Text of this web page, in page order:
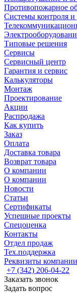
Противопожарное
Системы контроля и
Типовые решения
Сервисы
Сервисный центр
Гарантия и сервис
Калькуляторы
Монтаж
Проектирование
Акции
Распродажа
Как купить
Заказ
Оплата
Доставка товара
Возврат товара
О компании
О компании
Новости
Статьи
Сертификаты
Успешные проекты
Спецоценка
Контакты
Отдел продаж
Тех.поддержка
Реквизиты компании
+7 (342) 206-04-22
Заказать звонок
Задать вопрос